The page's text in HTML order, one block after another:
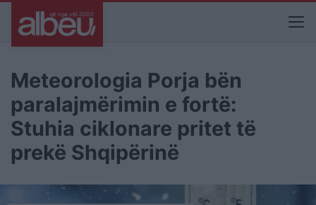
Meteorologia Porja bën
paralajmërimin e fortë:
Stuhia ciklonare pritet të
prekë Shqipërinë